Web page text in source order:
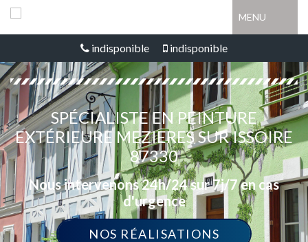
MENU
indisponible indisponible
SPÉCIALISTE EN PEINTURE
EXTÉRIEURE MEZIERES SUR ISSOIRE
87330
Nous intervenons 24h/24 sur 7j/7 en cas
d'urgence
NOS RÉALISATIONS